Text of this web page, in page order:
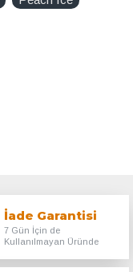
İade Garantisi
7 Gün İçin de
Kullanılmayan Üründe